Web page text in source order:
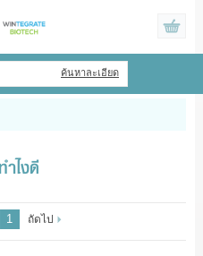
ไทย | English
ค้นหาละเอียด
ไงดี
1 ถัดไป